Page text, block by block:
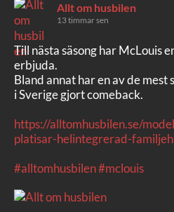
Allt om husbilen
13 timmar sen
Till nästa säsong har McLouis
erbjuda.
Bland annat har en av de mest
i Sverige gjort comeback.
https://alltomhusbilen.se/
platisar-helintegrerad-
#alltomhusbilen#mclouis